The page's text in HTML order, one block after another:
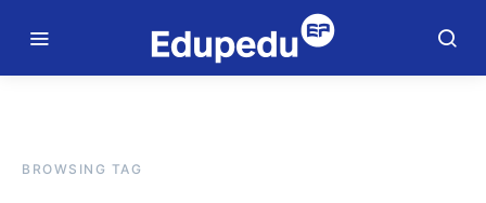
BROWSING TAG